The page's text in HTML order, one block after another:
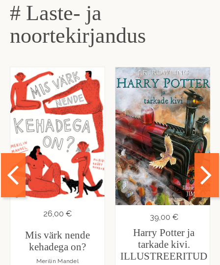
# Laste- ja
noortekirjandus
26,00 €
Mis värk nende
kehadega on?
Merilin Mandel
39,00 €
Harry Potter ja
tarkade kivi.
ILLUSTREERITUD